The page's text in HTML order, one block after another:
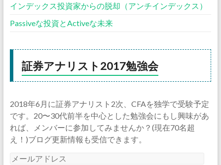
インデックス投資家からの脱却（アンチインデックス）
Passiveな投資とActiveな未来
証券アナリスト2017勉強会
2018年6月に証券アナリスト2次、CFAを独学で受験予定
です。20〜30代前半を中心とした勉強会にもし興味があ
れば、メンバーに参加してみませんか？(現在70名超
え！)ブログ更新情報も受信できます。
メ